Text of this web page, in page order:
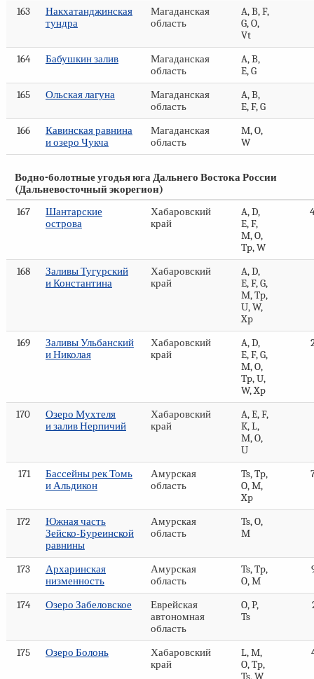
163
Накхатанджинская
тундра
Магаданская
область
A, B, F,
G, O,
Vt
164
Бабушкин залив
Магаданская
область
A, B,
E, G
165
Ольская лагуна
Магаданская
область
A, B,
E, F, G
166
Кавинская равнина
и озеро Чукча
Магаданская
область
M, O,
W
Водно-болотные угодья юга Дальнего Востока России
(Дальневосточный экорегион)
167
Шантарские
острова
Хабаровский
край
A, D,
E, F,
M, O,
Tp, W
168
Заливы Тугурский
и Константина
Хабаровский
край
A, D,
E, F, G,
M, Tp,
U, W,
Xp
169
Заливы Ульбанский
и Николая
Хабаровский
край
A, D,
E, F, G,
M, O,
Tp, U,
W, Xp
170
Озеро Мухтеля
и залив Нерпичий
Хабаровский
край
A, E, F,
K, L,
M, O,
U
171
Бассейны рек Томь
и Альдикон
Амурская
область
Ts, Tp,
O, M,
Xp
172
Южная часть
Зейско-Буреинской
равнины
Амурская
область
Ts, O,
M
173
Архаринская
низменность
Амурская
область
Ts, Tp,
O, M
174 Озеро Забеловское
Еврейская
автономная
область
O, P,
Ts
175 Озеро Болонь
Хабаровский
край
L, M,
O, Tp,